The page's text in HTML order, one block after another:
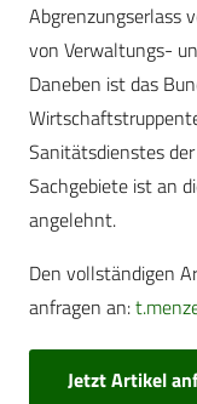
Abgrenzungserlass
von Verwaltungs-
Daneben ist das
Sanitätsdienstes
Sachgebiete ist an
angelehnt.
Den vollständigen
anfragen an:
Jetzt Artikel